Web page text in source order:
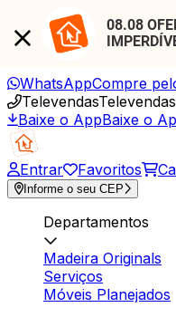
08.08
WhatsAppCompre
TelevendasTelevendas
Baixe o AppBaixe o
Entrar Favoritos
Informe o seu CEP
Departamentos
Madeira Originals
Serviços
Móveis Planejados